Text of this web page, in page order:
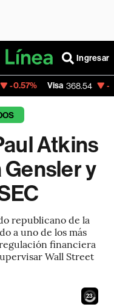
Ingresar
368.54 -0.28%
Atkins
y
republicano de la
a uno de los más
financiera
Wall Street
21